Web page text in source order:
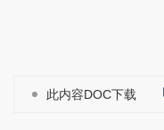
此内容DOC下载